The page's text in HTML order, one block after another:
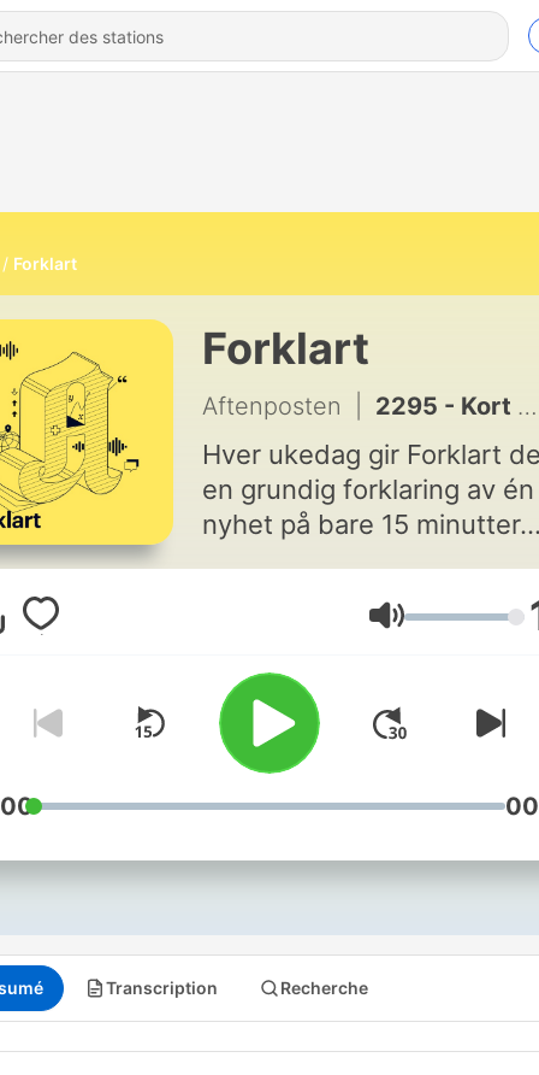
Forklart
Forklart
Aftenposten 2295 - Kort Forklart: Fylkesordfører hadde hemmelig forhold med kollega og trekker seg
Hver ukedag gir Forklart
en grundig forklaring av én
nyhet på bare 15 minutter.
deg en rask oppdatering
hjelper deg med å forstå
Forklart er gratis, finnes
og er én av landets største
podkaster. Har du spørsmål
eller tilbakemeldinger? Ta
forklart@aftenposten.no
Volume
Transcription Recherche